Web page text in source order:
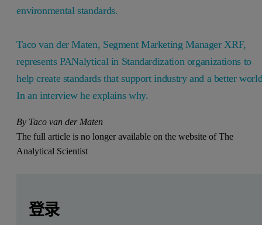
environmental standards.
Taco van der Maten, Segment Marketing Manager XRF,
represents PANalytical in Standardization organizations to
help create standards that support industry and a better
In an interview he explains why.
By Taco van der Maten
The full article is no longer available on the website of The
Analytical Scientist
登录